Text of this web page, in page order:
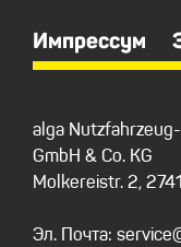
Импрессум
alga
GmbH & Co. KG
Molkereistr. 2,
Эл. Почта: